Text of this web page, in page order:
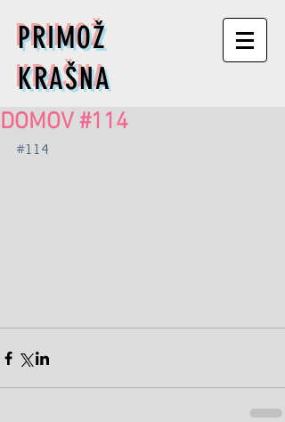
PRIMOŽ
KRAŠNA
DOMOV #114
#114